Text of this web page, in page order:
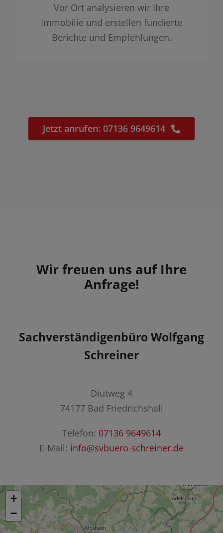
Vor Ort analysieren wir Ihre
Immobilie und erstellen fundierte
Berichte und Empfehlungen.
Jetzt anrufen: 07136 9649614
Wir freuen uns auf Ihre
Anfrage!
Sachverständigenbüro Wolfgang
Schreiner
Diutweg 4
74177 Bad Friedrichshall
Telefon: 07136 9649614
E-Mail: info@svbuero-schreiner.de
+
−